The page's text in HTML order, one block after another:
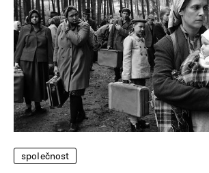
společnost